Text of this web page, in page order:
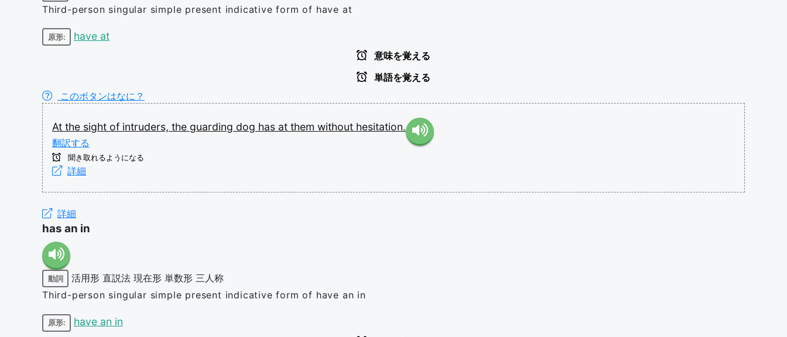
Third-person singular simple present indicative form of have at
原形: have at
意味を覚える
単語を覚える
このボタンはなに？
At the sight of intruders, the guarding dog has at them without hesitation.
翻訳する
聞き取れるようになる
詳細
詳細
has an in
動詞 活用形 直説法 現在形 単数形 三人称
Third-person singular simple present indicative form of have an in
原形: have an in